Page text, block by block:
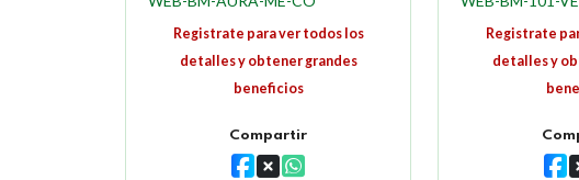
Registrate para ver todos los
detalles y obtener grandes
beneficios
Compartir
Registrate
detalles y